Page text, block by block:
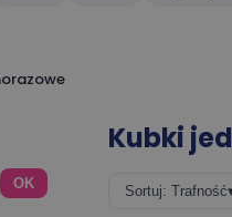
OK
Kubki
Sortuj: Trafność